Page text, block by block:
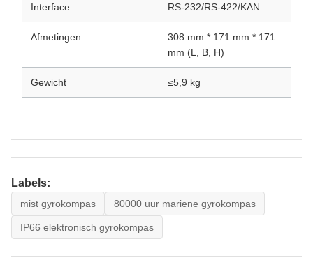
Interface RS-232/RS-422/KAN
Afmetingen
308 mm * 171 mm * 171
mm (L, B, H)
Gewicht ≤5,9 kg
Labels:
mist gyrokompas 80000 uur mariene gyrokompas
IP66 elektronisch gyrokompas